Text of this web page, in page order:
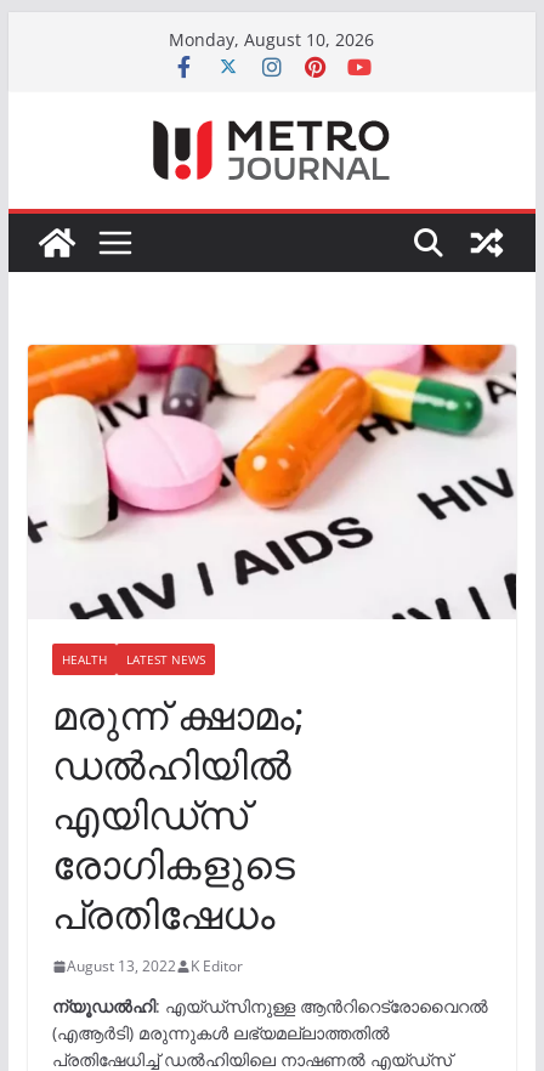
Monday, August 10, 2026
HEALTH LATEST NEWS
മരുന്ന് ക്ഷാമം;
ഡൽഹിയിൽ
എയിഡ്സ്
രോഗികളുടെ
പ്രതിഷേധം
August 13, 2022 K Editor
ന്യൂഡൽഹി: എയ്ഡ്സിനുള്ള ആന്‍റിറെട്രോവൈറൽ
(എആർടി) മരുന്നുകൾ ലഭ്യമല്ലാത്തതിൽ
പ്രതിഷേധിച്ച് ഡൽഹിയിലെ നാഷണൽ എയ്ഡ്സ്